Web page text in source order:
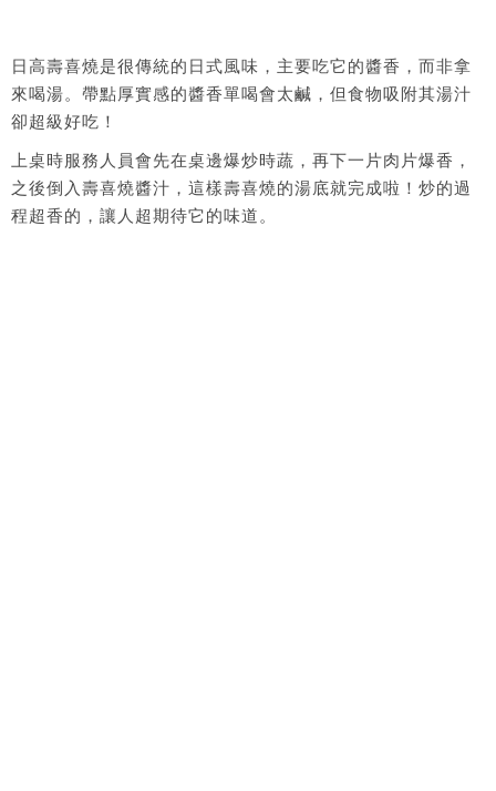
日高壽喜燒是很傳統的日式風味，主要吃它的醬香，而非拿
來喝湯。帶點厚實感的醬香單喝會太鹹，但食物吸附其湯汁
卻超級好吃！
上桌時服務人員會先在桌邊爆炒時蔬，再下一片肉片爆香，
之後倒入壽喜燒醬汁，這樣壽喜燒的湯底就完成啦！炒的過
程超香的，讓人超期待它的味道。